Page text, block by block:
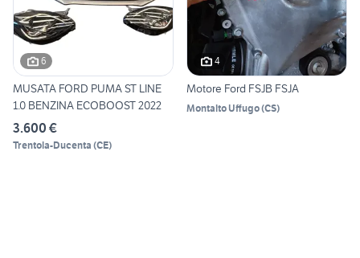
6
MUSATA FORD PUMA ST LINE
1.0 BENZINA ECOBOOST 2022
3.600 €
Trentola-Ducenta (CE)
4
Motore Ford FSJB FSJA
Montalto Uffugo(CS)